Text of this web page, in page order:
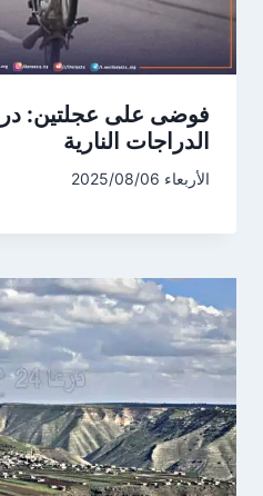
فوضى على عجلتين:
الدراجات النارية
الأربعاء 2025/08/06